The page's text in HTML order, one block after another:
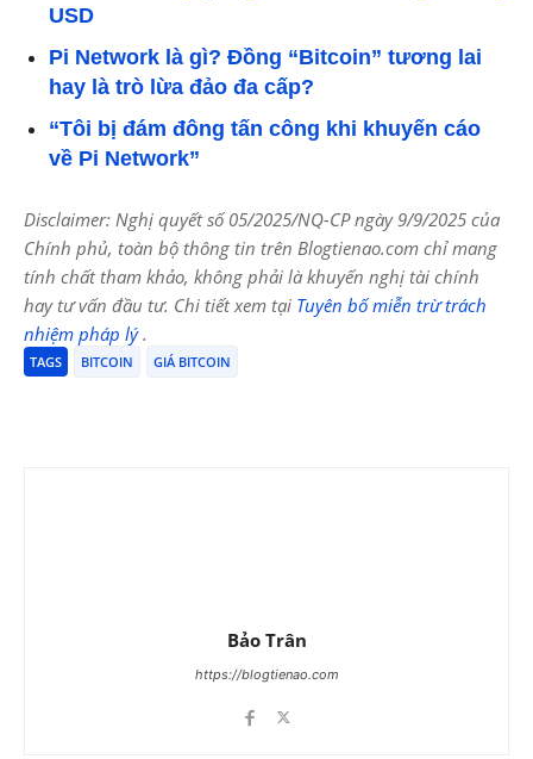
USD
Pi Network là gì? Đồng “Bitcoin” tương lai
hay là trò lừa đảo đa cấp?
“Tôi bị đám đông tấn công khi khuyến cáo
về Pi Network”
Disclaimer: Nghị quyết số 05/2025/NQ-CP ngày 9/9/2025 của
Chính phủ, toàn bộ thông tin trên Blogtienao.com chỉ mang
tính chất tham khảo, không phải là khuyến nghị tài chính
hay tư vấn đầu tư. Chi tiết xem tại Tuyên bố miễn trừ trách
nhiệm pháp lý.
TAGS BITCOIN GIÁ BITCOIN
Bảo Trân
https://blogtienao.com